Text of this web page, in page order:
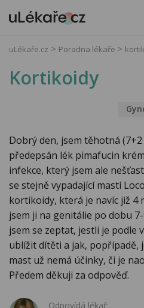
uLékaře.cz Poradna lékaře
Kortikoidy
Dobrý den, jsem těhotná
předepsán lék pimafucin
infekce, který jsem ale
se stejně vypadající mastí
kortikoidy, která je navíc již 4
jsem ji na genitálie po dobu
jsem se zeptat, jestli je podle
ublížit dítěti a jak, popřípadě,
mast už nemá účinky, či je
Předem děkuji za odpověď.
Odpovídá lékař: